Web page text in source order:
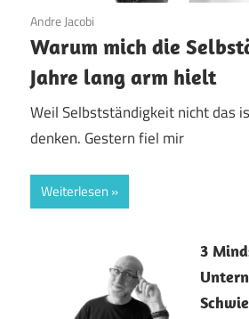
5. März 2026
Andre Jacobi
Warum mich die
Jahre lang arm hielt
Weil Selbstständigkeit nicht das
denken. Gestern fiel mir
Weiterlesen
25.
3